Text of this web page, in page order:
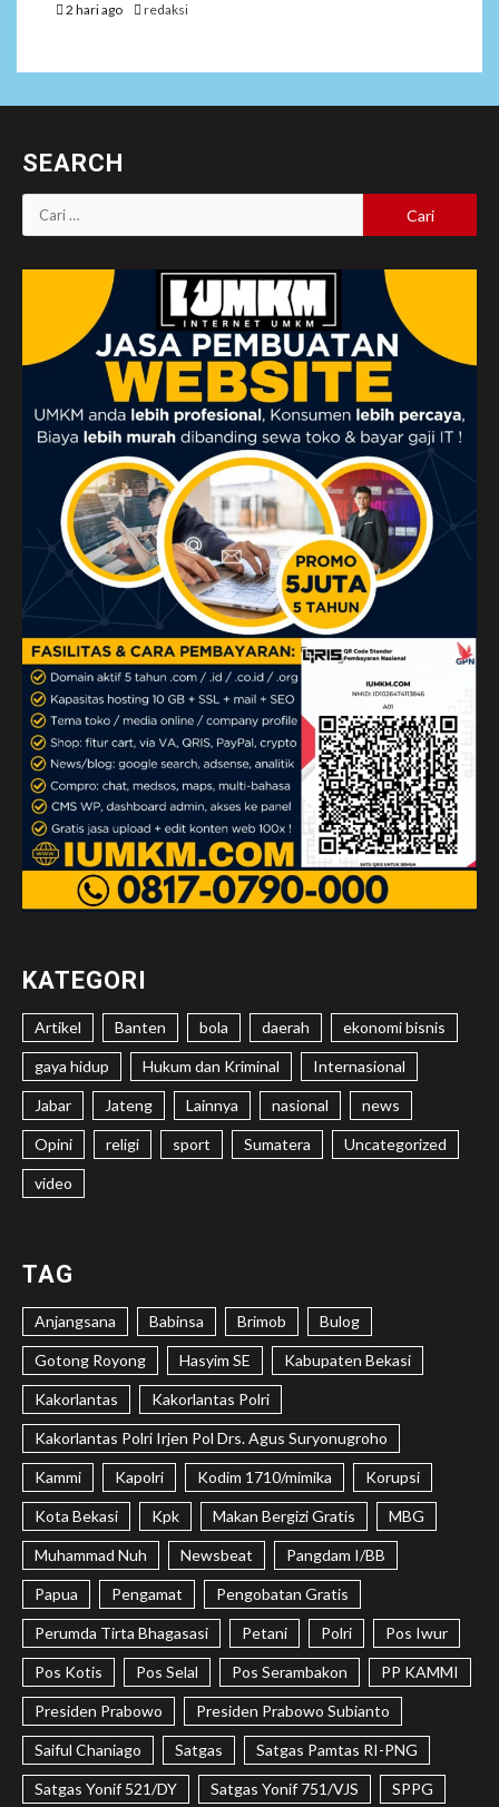
2 hari ago redaksi
SEARCH
Cari
untuk:
KATEGORI
Artikel Banten bola daerah ekonomi bisnis
gaya hidup Hukum dan Kriminal Internasional
Jabar Jateng Lainnya nasional news
Opini religi sport Sumatera Uncategorized
video
TAG
Anjangsana Babinsa Brimob Bulog
Gotong Royong Hasyim SE Kabupaten Bekasi
Kakorlantas Kakorlantas Polri
Kakorlantas Polri Irjen Pol Drs. Agus Suryonugroho
Kammi Kapolri Kodim 1710/mimika Korupsi
Kota Bekasi Kpk Makan Bergizi Gratis MBG
Muhammad Nuh Newsbeat Pangdam I/BB
Papua Pengamat Pengobatan Gratis
Perumda Tirta Bhagasasi Petani Polri Pos Iwur
Pos Kotis Pos Selal Pos Serambakon PP KAMMI
Presiden Prabowo Presiden Prabowo Subianto
Saiful Chaniago Satgas Satgas Pamtas RI-PNG
Satgas Yonif 521/DY Satgas Yonif 751/VJS SPPG